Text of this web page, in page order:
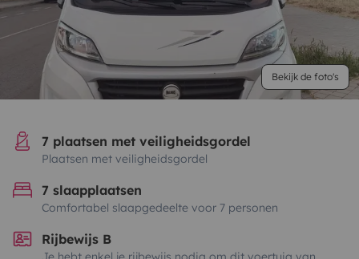
Bekijk de foto's
7 plaatsen met veiligheidsgordel
Plaatsen met veiligheidsgordel
7 slaapplaatsen
Comfortabel slaapgedeelte voor 7 personen
Rijbewijs B